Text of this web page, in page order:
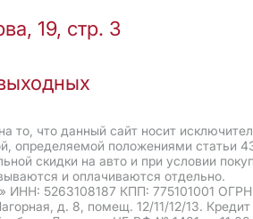
19, стр. 3
что данный сайт носит
определяемой положениями статьи
скидки на авто и при условии
и оплачиваются отдельно.
5263108187 КПП: 775101001 ОГРН:
д. 8, помещ. 12/11/12/13.